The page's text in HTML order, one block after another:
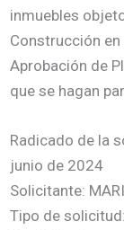
inmuebles
Construcción
Aprobación de
que se hagan
Radicado de la
junio de 2024
Solicitante:
Tipo de